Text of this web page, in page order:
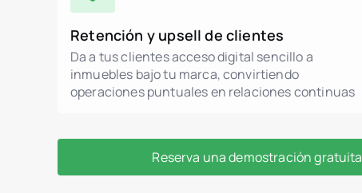
Retención y upsell de clientes
Da a tus clientes acceso digital sencillo a
inmuebles bajo tu marca, convirtiendo
operaciones puntuales en relaciones continuas
Reserva una demostración gratuita